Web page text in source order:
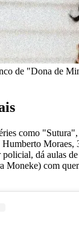
de "Dona de
como
Moraes,
policial, dá aulas
Moneke) com